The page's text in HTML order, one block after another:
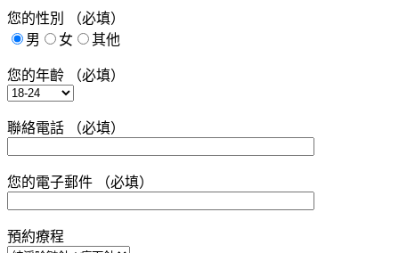
您的性別 （必填）
男
女 其他
您的年齡 （必填）
聯絡電話 （必填）
您的電子郵件 （必填）
預約療程